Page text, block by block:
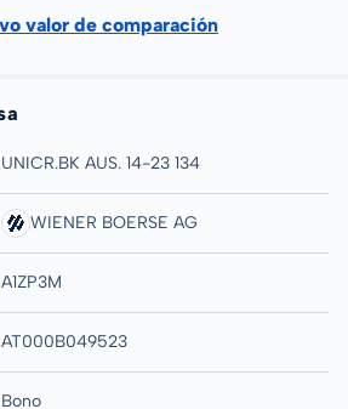
valor de comparación
UNICR.BK AUS. 14-23 134
WIENER BOERSE AG
A1ZP3M
AT000B049523
Bono